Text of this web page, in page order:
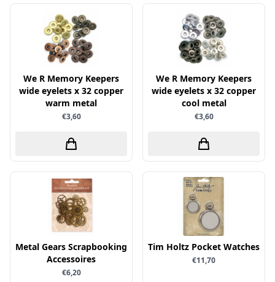
Little Birdie
Maja Design
Marianne Design
Marij Rahder
Memento
Mintay
Nellie Snellen
Nellie's Choice
Nuvo
Overige
Paper Boutique
Paper Favourites
Paperfuel
We R Memory Keepers
wide eyelets x 32 copper
warm metal
€3,60
We R Memory Keepers
wide eyelets x 32 copper
cool metal
€3,60
Metal Gears Scrapbooking
Accessoires
€6,20
Tim Holtz Pocket Watches
€11,70